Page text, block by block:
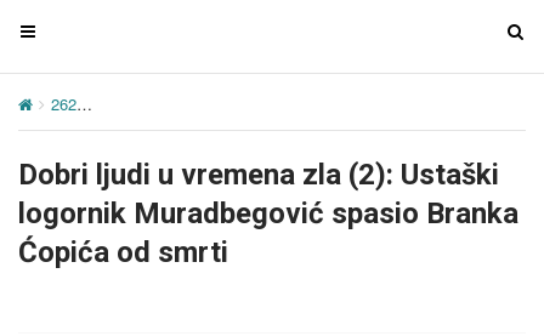
T
g
e
n
a
v
T
n
262
Dobri ljudi u vremena zla (2): Ustaški
logornik Muradbegović spasio Branka
Ćopića od smrti